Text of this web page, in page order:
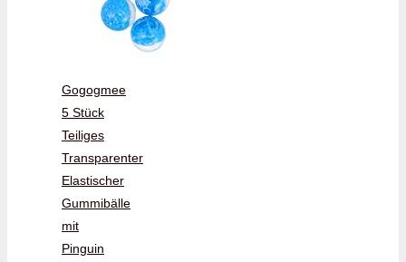
Gogogmee
5 Stück
Teiliges
Transparenter
Elastischer
Gummibälle
mit
Pinguin